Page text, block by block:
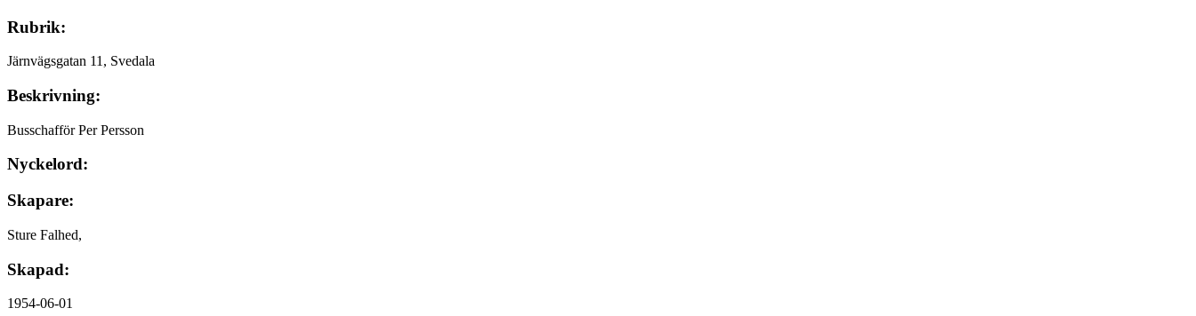
Rubrik:
Järnvägsgatan 11, Svedala
Beskrivning:
Busschafför Per Persson
Nyckelord:
Skapare:
Sture Falhed,
Skapad:
1954-06-01